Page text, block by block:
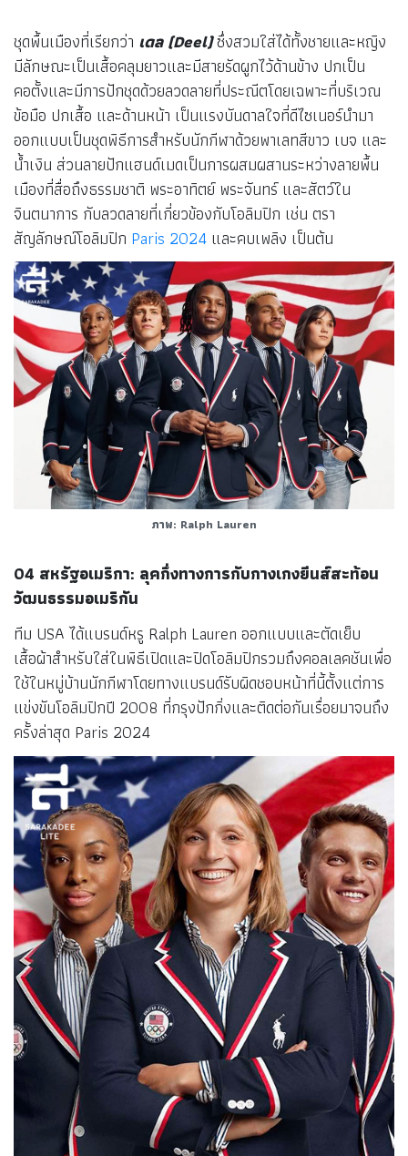
ชุดพื้นเมืองที่เรียกว่า เดล (Deel)ซึ่งสวมใส่ได้ทั้งชายและหญิง
มีลักษณะเป็นเสื้อคลุมยาวและมีสายรัดผูกไว้ด้านข้าง ปกเป็น
คอตั้งและมีการปักชุดด้วยลวดลายที่ประณีตโดยเฉพาะที่บริเวณ
ข้อมือ ปกเสื้อ และด้านหน้า เป็นแรงบันดาลใจที่ดีไซเนอร์นำมา
ออกแบบเป็นชุดพิธีการสำหรับนักกีฬาด้วยพาเลทสีขาว เบจ และ
น้ำเงิน ส่วนลายปักแฮนด์เมดเป็นการผสมผสานระหว่างลายพื้น
เมืองที่สื่อถึงธรรมชาติ พระอาทิตย์ พระจันทร์ และสัตว์ใน
จินตนาการ กับลวดลายที่เกี่ยวข้องกับโอลิมปิก เช่น ตรา
สัญลักษณ์โอลิมปิก Paris 2024 และคบเพลิง เป็นต้น
ภาพ: Ralph Lauren
04 สหรัฐอเมริกา: ลุคกึ่งทางการกับกางเกงยีนส์สะท้อน
วัฒนธรรมอเมริกัน
ทีม USA ได้แบรนด์หรู Ralph Lauren ออกแบบและตัดเย็บ
เสื้อผ้าสำหรับใส่ในพิธีเปิดและปิดโอลิมปิกรวมถึงคอลเลคชันเพื่อ
ใช้ในหมู่บ้านนักกีฬาโดยทางแบรนด์รับผิดชอบหน้าที่นี้ตั้งแต่การ
แข่งขันโอลิมปิกปี 2008 ที่กรุงปักกิ่งและติดต่อกันเรื่อยมาจนถึง
ครั้งล่าสุด Paris 2024